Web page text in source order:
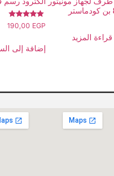
قراءة المزيد
تم التقييم
5.00
190,00 EGP
إضافة إلى